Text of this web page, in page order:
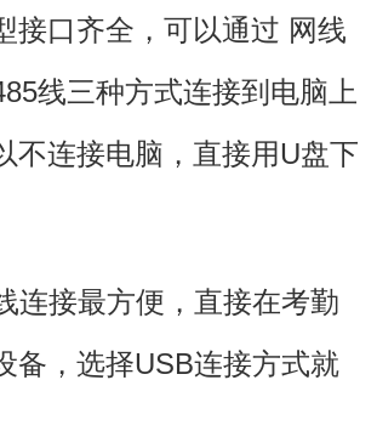
口齐全，可以通过 网线
线三种方式连接到电脑上
不连接电脑，直接用U盘下
接最方便，直接在考勤
备，选择USB连接方式就